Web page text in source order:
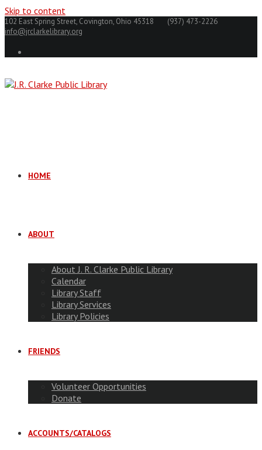
Skip to content
102 East Spring Street, Covington, Ohio 45318
(937) 473-2226
info@jrclarkelibrary.org
HOME
ABOUT
About J. R. Clarke Public Library
Calendar
Library Staff
Library Services
Library Policies
FRIENDS
Volunteer Opportunities
Donate
ACCOUNTS/CATALOGS